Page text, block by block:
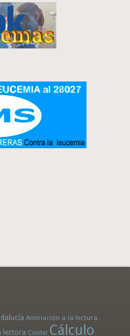
Animación a la lectura
lectora Contar Cálculo